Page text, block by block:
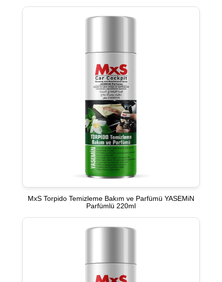
MxS Torpido Temizleme Bakım ve Parfümü YASEMiN
Parfümlü 220ml